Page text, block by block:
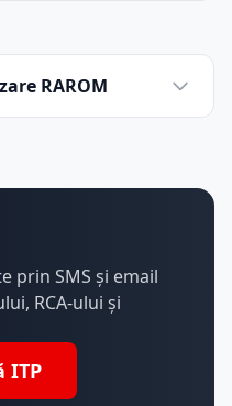
RAROM
prin SMS și email
RCA-ului și
ITP